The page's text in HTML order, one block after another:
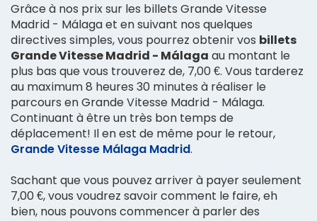
Grâce à nos prix sur les billets Grande Vitesse
Madrid - Málaga et en suivant nos quelques
directives simples, vous pourrez obtenir vos billets
Grande Vitesse Madrid - Málaga au montant le
plus bas que vous trouverez de, 7,00 €. Vous tarderez
au maximum 8 heures 30 minutes à réaliser le
parcours en Grande Vitesse Madrid - Málaga.
Continuant à être un très bon temps de
déplacement! Il en est de même pour le retour,
Grande Vitesse Málaga Madrid.
Sachant que vous pouvez arriver à payer seulement
7,00 €, vous voudrez savoir comment le faire, eh
bien, nous pouvons commencer à parler des